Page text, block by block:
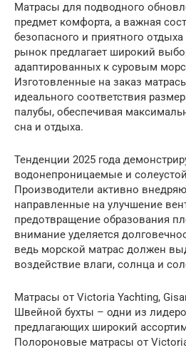
Матрасы для подводного
предмет комфорта, а важная
безопасного и приятного
рынок предлагает широкий
адаптированных к суровым
Изготовленные на заказ
идеального соответствия
палубы, обеспечивая
сна и отдыха.
Тенденции 2025 года
водонепроницаемые и
Производители активно
направленные на улучшение
предотвращение образования
внимание уделяется
ведь морской матрас должен
воздействие влаги, солнца и
Матрасы от Victoria Yachting,
Швейной бухты – одни из
предлагающих широкий
Полороновые матрасы от